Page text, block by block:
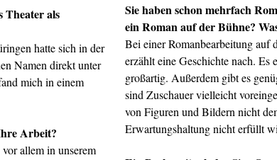
Theater als
hatte sich in der
Namen direkt unter
mich in einem
Arbeit?
allem in unserem
Sie haben schon mehrfach
ein Roman auf der Bühne?
Bei einer Romanbearbeitung auf
erzählt eine Geschichte nach. Es
großartig. Außerdem gibt es
sind Zuschauer vielleicht
von Figuren und Bildern nicht
Erwartungshaltung nicht erfüllt